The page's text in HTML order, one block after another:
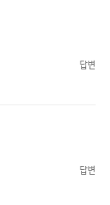
답변
답변